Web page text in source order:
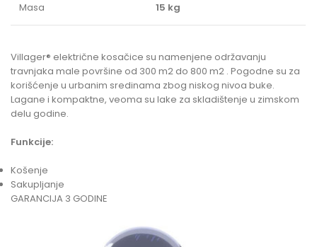
Masa 15 kg
Villager® električne kosačice su namenjene održavanju
travnjaka male površine od 300 m2 do 800 m2 . Pogodne su za
korišćenje u urbanim sredinama zbog niskog nivoa buke.
Lagane i kompaktne, veoma su lake za skladištenje u zimskom
delu godine.
Funkcije:
Košenje
Sakupljanje
GARANCIJA 3 GODINE